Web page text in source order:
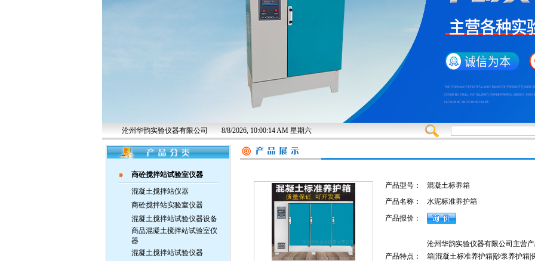
沧州华韵实验仪器有限公司 8/8/2026, 10:00:14 AM 星期六
商砼搅拌站试验室仪器
混凝土搅拌站仪器
商砼搅拌站实验室仪器
混凝土搅拌站试验仪器设备
商品混凝土搅拌站试验室仪
器
混凝土搅拌站试验仪器
产品型号：
混凝土标养箱
产品名称：
水泥标准养护箱
产品报价：
产品特点：
沧州华韵实验仪器有限公司主营
箱|混凝土标准养护箱|砂浆养护箱|